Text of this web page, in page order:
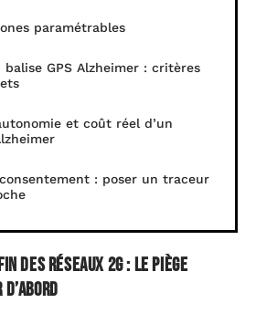
paramétrables
balise GPS Alzheimer : critères
et coût réel d’un
: poser un traceur
des réseaux 2G : le piège